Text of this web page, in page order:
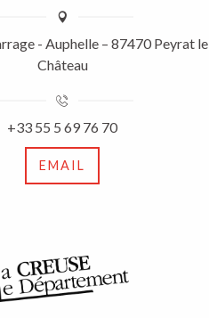
- Auphelle – 87470 Peyrat le
Château
+33 55 5 69 76 70
EMAIL